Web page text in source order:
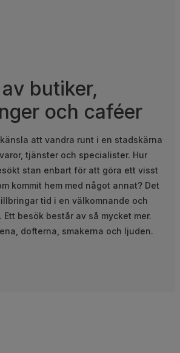
butiker,
och caféer
att vandra runt i en stadskärna
tjänster och specialister. Hur
stan enbart för att göra ett visst
kommit hem med något annat? Det
tid i en välkomnande och
besök består av så mycket mer.
dofterna, smakerna och ljuden.